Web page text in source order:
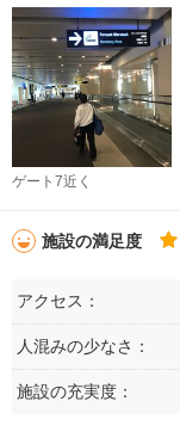
ゲート7近く
施設の満足度
アクセス：
人混みの少なさ：
施設の充実度：